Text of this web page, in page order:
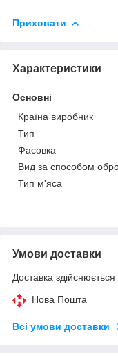
Приховати
Характеристики
Основні
Країна виробник
Тип
Фасовка
Вид за способом
Тип м'яса
Умови доставки
Доставка здійснюється
Нова Пошта
Всі умови доставки